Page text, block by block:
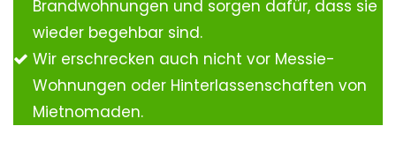
Brandwohnungen und sorgen dafür, dass sie
wieder begehbar sind.
Wir erschrecken auch nicht vor Messie-
Wohnungen oder Hinterlassenschaften von
Mietnomaden.